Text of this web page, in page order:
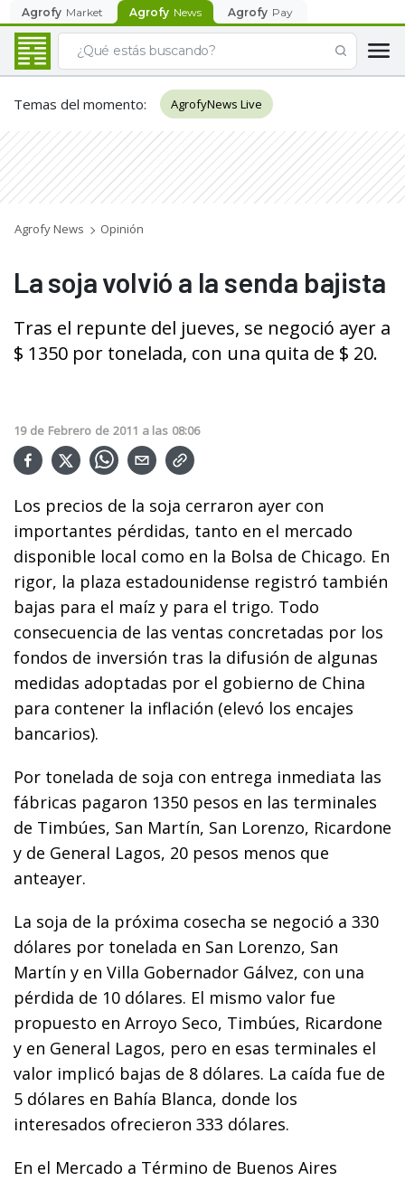
Agrofy Market Agrofy News Agrofy Pay
Temas del momento: AgrofyNews Live
Agrofy News Opinión
La soja volvió a la senda bajista
Tras el repunte del jueves, se negoció ayer a
$ 1350 por tonelada, con una quita de $ 20.
19 de Febrero de 2011 a las 08:06
Los precios de la soja cerraron ayer con
importantes pérdidas, tanto en el mercado
disponible local como en la Bolsa de Chicago. En
rigor, la plaza estadounidense registró también
bajas para el maíz y para el trigo. Todo
consecuencia de las ventas concretadas por los
fondos de inversión tras la difusión de algunas
medidas adoptadas por el gobierno de China
para contener la inflación (elevó los encajes
bancarios).
Por tonelada de soja con entrega inmediata las
fábricas pagaron 1350 pesos en las terminales
de Timbúes, San Martín, San Lorenzo, Ricardone
y de General Lagos, 20 pesos menos que
anteayer.
La soja de la próxima cosecha se negoció a 330
dólares por tonelada en San Lorenzo, San
Martín y en Villa Gobernador Gálvez, con una
pérdida de 10 dólares. El mismo valor fue
propuesto en Arroyo Seco, Timbúes, Ricardone
y en General Lagos, pero en esas terminales el
valor implicó bajas de 8 dólares. La caída fue de
5 dólares en Bahía Blanca, donde los
interesados ofrecieron 333 dólares.
En el Mercado a Término de Buenos Aires